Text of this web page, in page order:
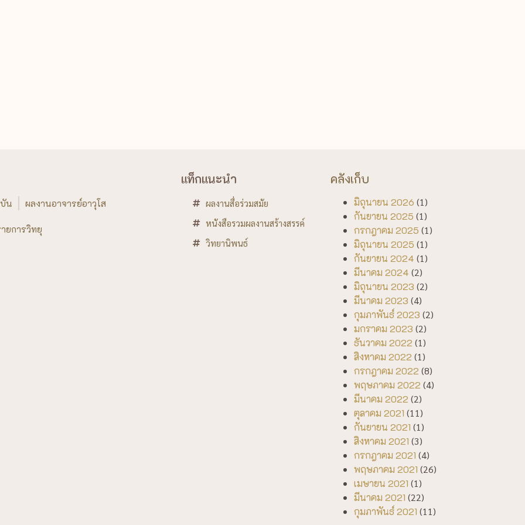
น ผลงานอาจารย์อาวุโส
ยการวิทยุ
แท็กแนะนำ
ผลงานสื่อร่วมสมัย
หนังสือรวมผลงานสร้างสรรค์
วิทยานิพนธ์
คลังเก็บ
มิถุนายน 2026 (1)
กันยายน 2025 (1)
กรกฎาคม 2025 (1)
มิถุนายน 2025 (1)
กันยายน 2024 (1)
มีนาคม 2024 (2)
มิถุนายน 2023 (2)
มีนาคม 2023 (4)
กุมภาพันธ์ 2023 (2)
มกราคม 2023 (2)
ธันวาคม 2022 (1)
สิงหาคม 2022 (1)
กรกฎาคม 2022 (8)
พฤษภาคม 2022 (4)
มีนาคม 2022 (2)
ตุลาคม 2021 (11)
กันยายน 2021 (1)
สิงหาคม 2021 (3)
กรกฎาคม 2021 (4)
พฤษภาคม 2021 (26)
เมษายน 2021 (1)
มีนาคม 2021 (22)
กุมภาพันธ์ 2021 (11)